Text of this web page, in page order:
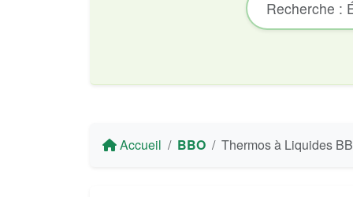
Accueil BBO Thermos à Liquides BBO Irisana avec Poignée et